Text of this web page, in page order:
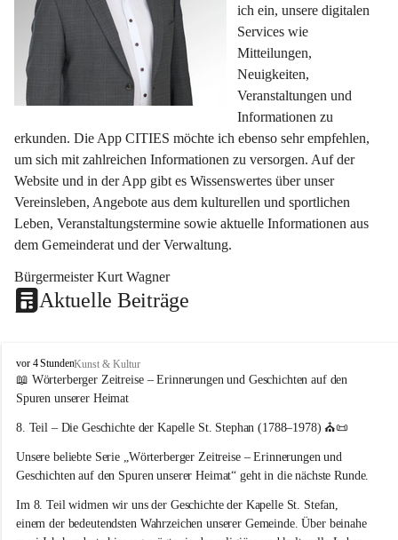
ich ein, unsere digitalen
Services wie
Mitteilungen,
Neuigkeiten,
Veranstaltungen und
Informationen zu
erkunden. Die App CITIES möchte ich ebenso sehr empfehlen,
um sich mit zahlreichen Informationen zu versorgen. Auf der
Website und in der App gibt es Wissenswertes über unser
Vereinsleben, Angebote aus dem kulturellen und sportlichen
Leben, Veranstaltungstermine sowie aktuelle Informationen aus
dem Gemeinderat und der Verwaltung.
Bürgermeister Kurt Wagner
Aktuelle Beiträge
W
ö
r
e
b
e
g
vor 4 StundenKunst & Kultur
📖 Wörterberger Zeitreise – Erinnerungen und Geschichten auf den
Spuren unserer Heimat
8. Teil – Die Geschichte der Kapelle St. Stephan (1788–1978) ⛪📜
Unsere beliebte Serie „Wörterberger Zeitreise – Erinnerungen und
Geschichten auf den Spuren unserer Heimat“ geht in die nächste Runde.
Im 8. Teil widmen wir uns der Geschichte der Kapelle St. Stefan,
einem der bedeutendsten Wahrzeichen unserer Gemeinde. Über beinahe